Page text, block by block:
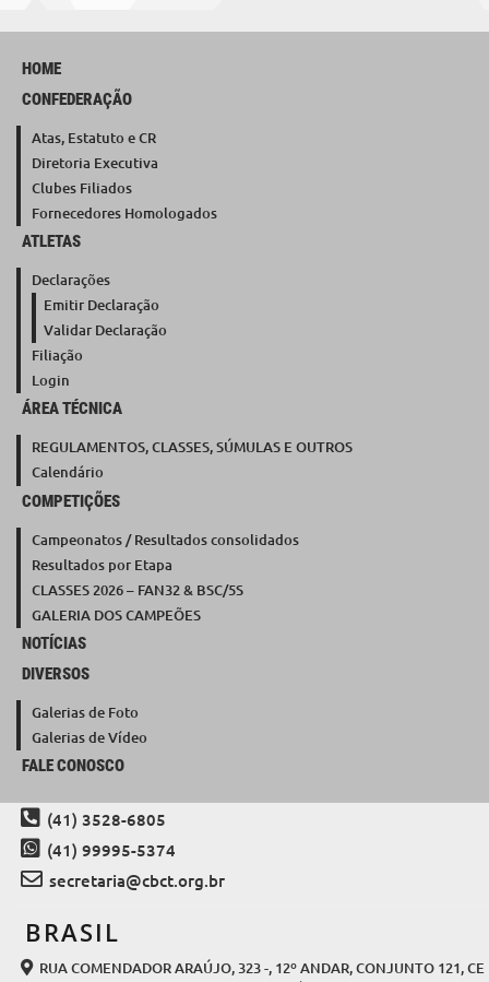
HOME
CONFEDERAÇÃO
Atas, Estatuto e CR
Diretoria Executiva
Clubes Filiados
Fornecedores Homologados
ATLETAS
Declarações
Emitir Declaração
Validar Declaração
Filiação
Login
ÁREA TÉCNICA
REGULAMENTOS, CLASSES, SÚMULAS E OUTROS
Calendário
COMPETIÇÕES
Campeonatos / Resultados consolidados
Resultados por Etapa
CLASSES 2026 – FAN32 & BSC/5S
GALERIA DOS CAMPEÕES
NOTÍCIAS
DIVERSOS
Galerias de Foto
Galerias de Vídeo
FALE CONOSCO
(41) 3528-6805
(41) 99995-5374
secretaria@cbct.org.br
BRASIL
RUA COMENDADOR ARAÚJO, 323 -, 12º ANDAR, CONJUNTO 121, CE